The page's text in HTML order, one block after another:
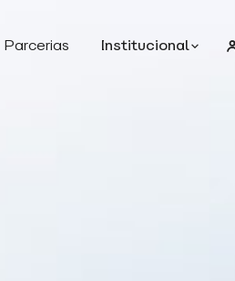
Parcerias Institucional